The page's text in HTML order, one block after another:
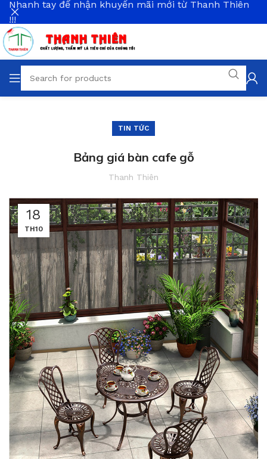
TIN TỨC
Bảng giá bàn cafe gỗ
Thanh Thiên
18
TH10
Nhanh tay để nhận khuyến mãi mới từ Thanh Thiên
!!!